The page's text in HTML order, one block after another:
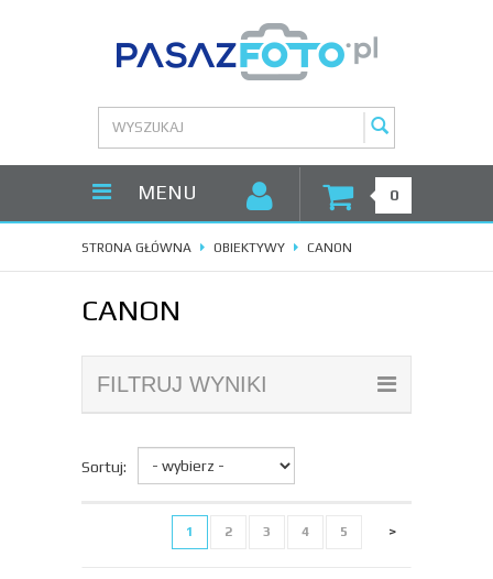
MENU 0
STRONA GŁÓWNA OBIEKTYWY CANON
CANON
FILTRUJ WYNIKI
Sortuj:
1 2 3 4 5 >